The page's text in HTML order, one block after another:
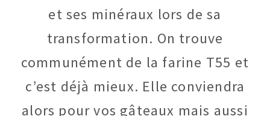
et ses minéraux lors de sa
transformation. On trouve
communément de la farine T55 et
c’est déjà mieux. Elle conviendra
alors pour vos gâteaux mais aussi